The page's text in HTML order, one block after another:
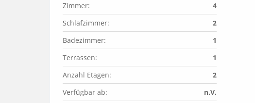
Zimmer:
4
Schlafzimmer:
2
Badezimmer:
1
Terrassen:
1
Anzahl Etagen:
2
Verfügbar ab:
n.V.